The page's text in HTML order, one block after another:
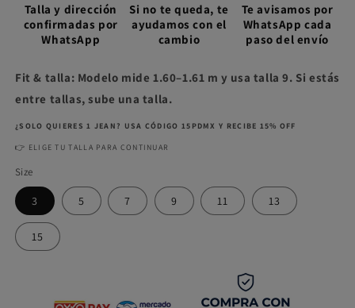
Talla y dirección
confirmadas por
WhatsApp
Si no te queda, te
ayudamos con el
cambio
Te avisamos por
WhatsApp cada
paso del envío
Fit & talla: Modelo mide 1.60–1.61 m y usa talla 9. Si estás
entre tallas, sube una talla.
¿SOLO QUIERES 1 JEAN? USA CÓDIGO 15PDMX Y RECIBE 15% OFF
👉 ELIGE TU TALLA PARA CONTINUAR
Size
3 5 7 9 11 13
15